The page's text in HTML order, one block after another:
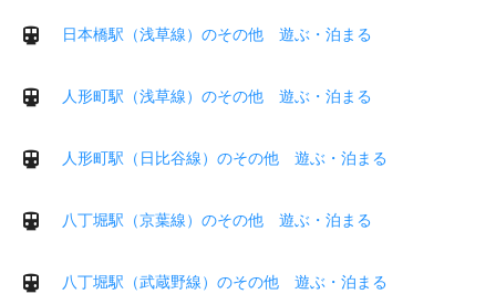
日本橋駅（浅草線）のその他 遊ぶ・泊まる
人形町駅（浅草線）のその他 遊ぶ・泊まる
人形町駅（日比谷線）のその他 遊ぶ・泊まる
八丁堀駅（京葉線）のその他 遊ぶ・泊まる
八丁堀駅（武蔵野線）のその他 遊ぶ・泊まる